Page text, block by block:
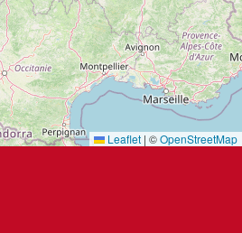
Leaflet | ©OpenStreetMap